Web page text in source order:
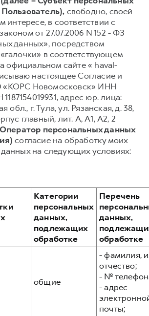
DARGO X
от 3 499 000 ₽
F7X
от 3 599 000 ₽
КЛИЕНТАМ
клиентам
автопарком
клиентов
аксессуары
ОБСЛУЖИВАНИЕ
на дороге»
обслуживания
GWM
эксплуатации
HAVAL
свободно, своей
интересе, в соответствии с
от 27.07.2006 N 152 - ФЗ
данных», посредством
в соответствующем
официальном сайте « haval-
настоящее Согласие и
Новомосковск» ИНН
1187154019931, адрес юр. лица:
обл., г. Тула, ул. Рязанская, д. 38,
главный, лит. А, А1, А2, 2
персональных данных
согласие на обработку моих
на следующих условиях:
Категории
персональных
данных,
подлежащих
обработке
Перечень
данных,
обработке
общие
- фамилия,
отчество;
- №
- адрес
почты;